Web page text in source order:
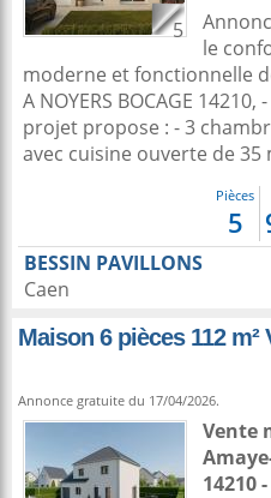
5
le
moderne et fonctionnelle
A NOYERS BOCAGE
projet propose : - 3
avec cuisine ouverte de 35
Pièces
5
BESSIN PAVILLONS
Caen
Maison 6 pièces 112 m²
Annonce gratuite du 17/04/2026.
Vente
14210